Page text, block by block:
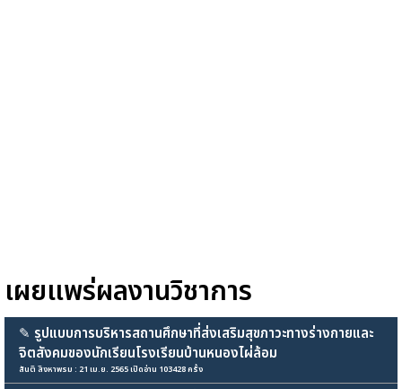
เผยแพร่ผลงานวิชาการ
✎ รูปแบบการบริหารสถานศึกษาที่ส่งเสริมสุขภาวะทางร่างกายและ
จิตสังคมของนักเรียนโรงเรียนบ้านหนองไผ่ล้อม
สันติ สิงหาพรม : 21 เม.ย. 2565 เปิดอ่าน 103428 ครั้ง